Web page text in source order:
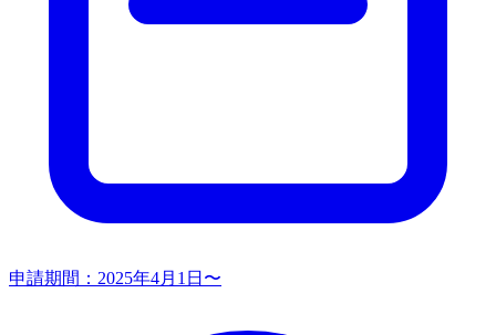
申請期間： 2025年4月1日〜